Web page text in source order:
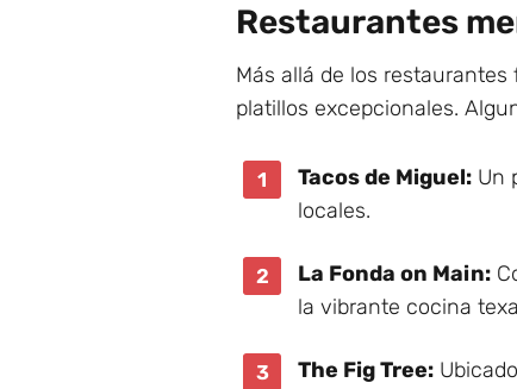
Restaurantes
Más allá de los
platillos excepcionales.
Tacos de Miguel: Un
locales.
La Fonda on Main:
la vibrante cocina
The Fig Tree: